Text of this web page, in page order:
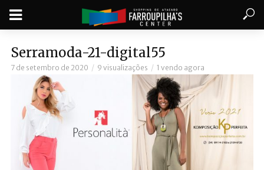
Serramoda-21-digital55
7 de setembro de 2020 9 visualizações 1 vendo agora